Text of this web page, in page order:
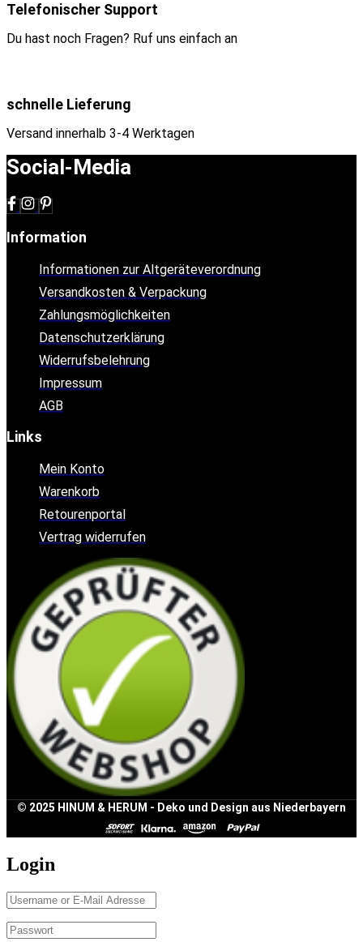
Telefonischer Support
Du hast noch Fragen? Ruf uns einfach an
schnelle Lieferung
Versand innerhalb 3-4 Werktagen
Social-Media
Information
Informationen zur Altgeräteverordnung
Versandkosten & Verpackung
Zahlungsmöglichkeiten
Datenschutzerklärung
Widerrufsbelehrung
Impressum
AGB
Links
Mein Konto
Warenkorb
Retourenportal
Vertrag widerrufen
© 2025 HINUM & HERUM - Deko und Design aus Niederbayern
Login